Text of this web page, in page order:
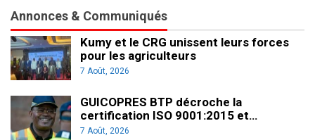
Annonces & Communiqués
Kumy et le CRG unissent leurs forces
pour les agriculteurs
7 Août, 2026
GUICOPRES BTP décroche la
certification ISO 9001:2015 et…
7 Août, 2026